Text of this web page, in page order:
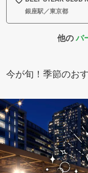
銀座駅／東京都
他のバ
今が旬！季節のお